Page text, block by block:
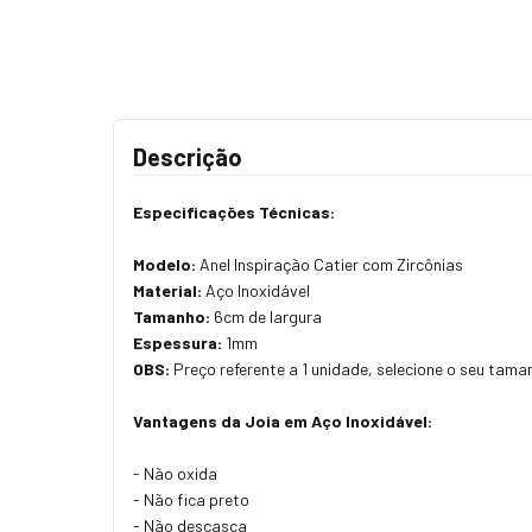
Descrição
Especificações Técnicas:
Modelo: Anel Inspiração Catier com Zircônias
Material: Aço Inoxidável
Tamanho: 6cm de largura
Espessura: 1mm
OBS: Preço referente a 1 unidade, selecione o seu
Vantagens da Joia em Aço Inoxidável:
- Não oxida
- Não fica preto
- Não descasca